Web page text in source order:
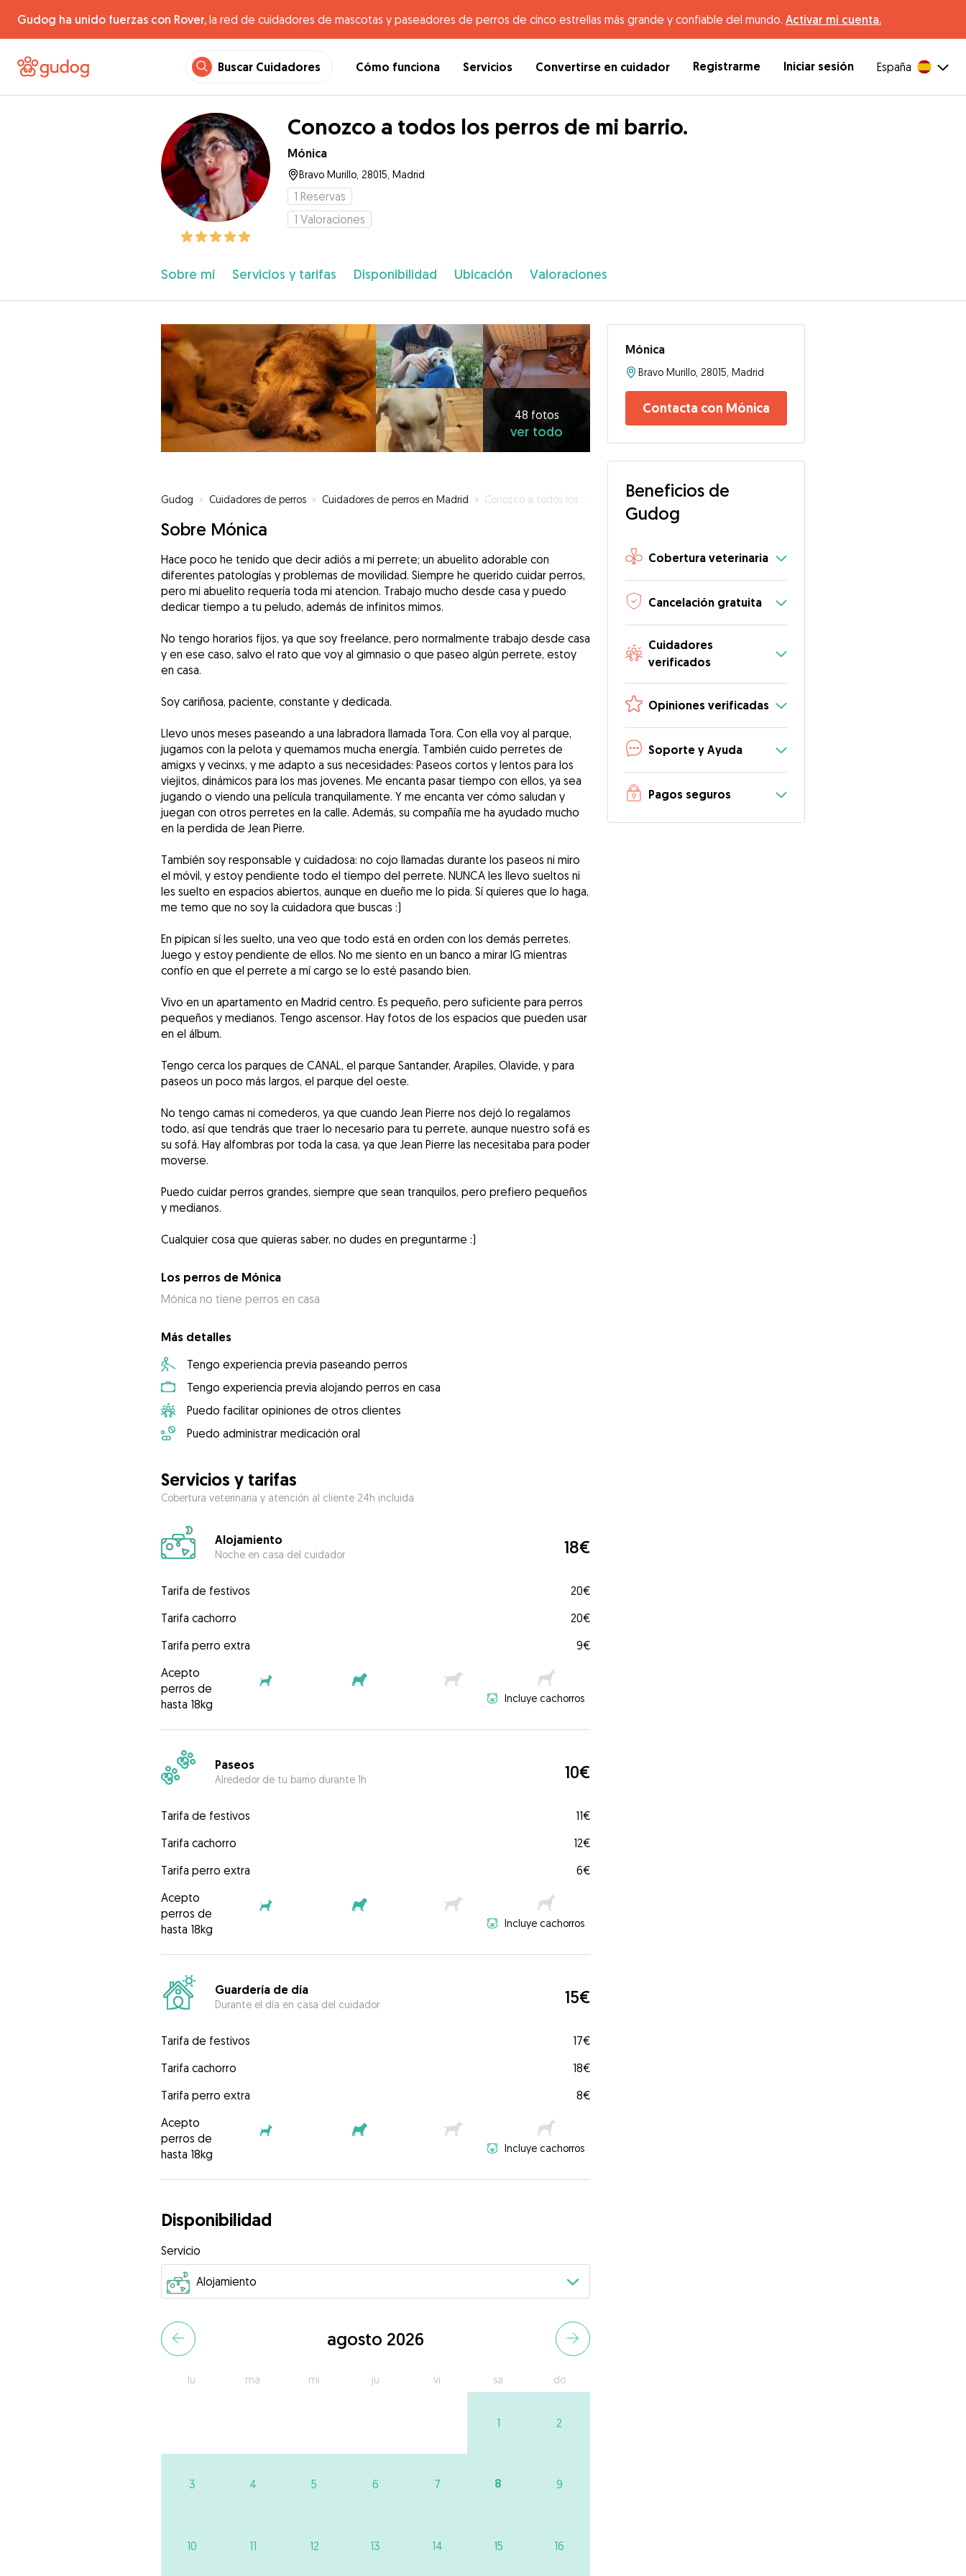
Gudog ha unido fuerzas con Rover, la red de cuidadores de mascotas y paseadores de perros de cinco estrellas más grande y confiable del mundo. Activar mi cuenta.
Buscar Cuidadores Cómo funciona Servicios Convertirse en cuidador Registrarme Iniciar sesión España
Conozco a todos los perros de mi barrio.
Mónica
Bravo Murillo, 28015, Madrid
1 Reservas
1 Valoraciones
Sobre mí Servicios y tarifas Disponibilidad Ubicación Valoraciones
48 fotos
ver todo
Gudog » Cuidadores de perros » Cuidadores de perros en Madrid » Conozco a todos los perros de mi barrio.
Sobre Mónica
Hace poco he tenido que decir adiós a mi perrete; un abuelito adorable con
diferentes patologías y problemas de movilidad. Siempre he querido cuidar perros,
pero mi abuelito requería toda mi atencion. Trabajo mucho desde casa y puedo
dedicar tiempo a tu peludo, además de infinitos mimos.
No tengo horarios fijos, ya que soy freelance, pero normalmente trabajo desde casa
y en ese caso, salvo el rato que voy al gimnasio o que paseo algún perrete, estoy
en casa.
Soy cariñosa, paciente, constante y dedicada.
Llevo unos meses paseando a una labradora llamada Tora. Con ella voy al parque,
jugamos con la pelota y quemamos mucha energía. También cuido perretes de
amigxs y vecinxs, y me adapto a sus necesidades: Paseos cortos y lentos para los
viejitos, dinámicos para los mas jovenes. Me encanta pasar tiempo con ellos, ya sea
jugando o viendo una película tranquilamente. Y me encanta ver cómo saludan y
juegan con otros perretes en la calle. Además, su compañía me ha ayudado mucho
en la perdida de Jean Pierre.
También soy responsable y cuidadosa: no cojo llamadas durante los paseos ni miro
el móvil, y estoy pendiente todo el tiempo del perrete. NUNCA les llevo sueltos ni
les suelto en espacios abiertos, aunque en dueño me lo pida. Sí quieres que lo haga,
me temo que no soy la cuidadora que buscas :)
En pipican sí les suelto, una veo que todo está en orden con los demás perretes.
Juego y estoy pendiente de ellos. No me siento en un banco a mirar IG mientras
confío en que el perrete a mí cargo se lo esté pasando bien.
Vivo en un apartamento en Madrid centro. Es pequeño, pero suficiente para perros
pequeños y medianos. Tengo ascensor. Hay fotos de los espacios que pueden usar
en el álbum.
Tengo cerca los parques de CANAL, el parque Santander, Arapiles, Olavide, y para
paseos un poco más largos, el parque del oeste.
No tengo camas ni comederos, ya que cuando Jean Pierre nos dejó lo regalamos
todo, así que tendrás que traer lo necesario para tu perrete, aunque nuestro sofá es
su sofá. Hay alfombras por toda la casa, ya que Jean Pierre las necesitaba para poder
moverse.
Puedo cuidar perros grandes, siempre que sean tranquilos, pero prefiero pequeños
y medianos.
Cualquier cosa que quieras saber, no dudes en preguntarme :)
Los perros de Mónica
Mónica no tiene perros en casa
Más detalles
Tengo experiencia previa paseando perros
Tengo experiencia previa alojando perros en casa
Puedo facilitar opiniones de otros clientes
Puedo administrar medicación oral
Servicios y tarifas
Cobertura veterinaria y atención al cliente 24h incluida
Alojamiento
Noche en casa del cuidador 18€
Tarifa de festivos
20€
Tarifa cachorro
20€
Tarifa perro extra
9€
Acepto
perros de
hasta 18kg
Incluye cachorros
Paseos
Alrededor de tu barrio durante 1h 10€
Tarifa de festivos
11€
Tarifa cachorro
12€
Tarifa perro extra
6€
Acepto
perros de
hasta 18kg
Incluye cachorros
Guardería de día
Durante el día en casa del cuidador 15€
Tarifa de festivos
17€
Tarifa cachorro
18€
Tarifa perro extra
8€
Acepto
perros de
hasta 18kg
Incluye cachorros
Disponibilidad
Servicio
agosto 2026
lu ma mi ju vi sa do
1 2
3 4 5 6 7 8 9
10 11 12 13 14 15 16
Mónica
Bravo Murillo, 28015, Madrid
Contacta con Mónica
Beneficios de
Gudog
Cobertura veterinaria
Cancelación gratuita
Cuidadores
verificados
Opiniones verificadas
Soporte y Ayuda
Pagos seguros